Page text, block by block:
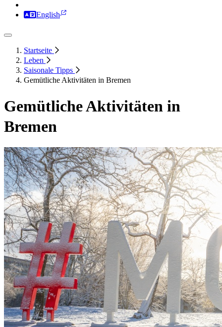
English
Startseite
Leben
Saisonale Tipps
Gemütliche Aktivitäten in Bremen
Gemütliche Aktivitäten in
Bremen